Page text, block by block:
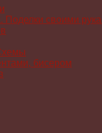
Поделки своими
бисером